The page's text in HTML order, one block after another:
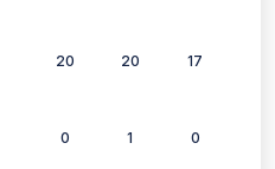
20 20 17
0 1 0